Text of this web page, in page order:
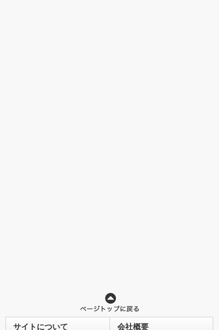
サイトについて 会社概要